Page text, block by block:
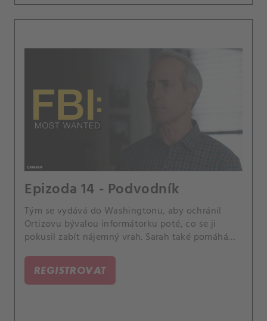
Epizoda 14 - Podvodník
Tým se vydává do Washingtonu, aby ochránil
Ortizovu bývalou informátorku poté, co se ji
pokusil zabít nájemný vrah. Sarah také pomáhá
Marie, která se koná na poslední chvíli na Jessině
farmě.
REGISTROVAT